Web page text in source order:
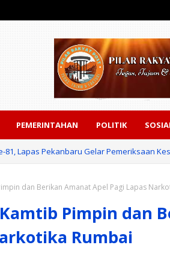
PEMERINTAHAN POLITIK
81, Lapas Pekanbaru Gelar Pemeriksaan
dan Berikan Amanat Apel Pagi Lapas
Pimpin dan
Rumbai